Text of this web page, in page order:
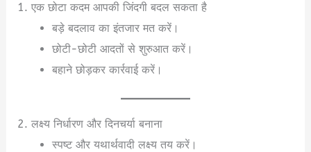
1. एक छोटा कदम आपकी जिंदगी बदल सकता है
बड़े बदलाव का इंतजार मत करें।
छोटी-छोटी आदतों से शुरुआत करें।
बहाने छोड़कर कार्रवाई करें।
2. लक्ष्य निर्धारण और दिनचर्या बनाना
स्पष्ट और यथार्थवादी लक्ष्य तय करें।